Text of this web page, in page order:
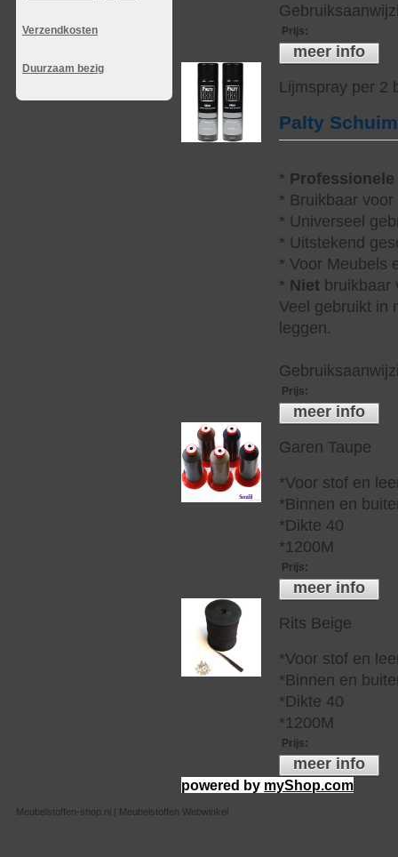
Verzendkosten
Duurzaam bezig
Prijs:
meer info
Lijmspray per 2
Palty
* Professionele
* Bruikbaar
* Universeel
* Uitstekend
* Voor Meubels
* Niet bruikbaar
Veel gebruikt in
leggen.
Prijs:
meer info
Garen Taupe
*Voor stof en
*Binnen en
*Dikte 40
*1200M
Prijs:
meer info
Rits Beige
*Voor stof en
*Binnen en
*Dikte 40
*1200M
Prijs:
meer info
powered by myShop.com
Meubelstoffen-shop.nl | Meubelstoffen Webwinkel